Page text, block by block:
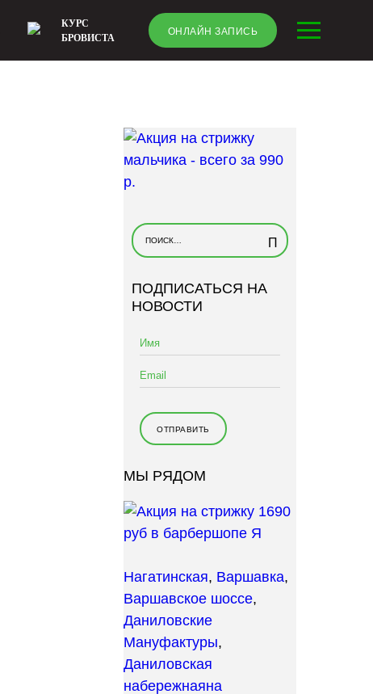
КУРС
БРОВИСТА
ОНЛАЙН ЗАПИСЬ
Н
а
т
ПОДПИСАТЬСЯ НА
НОВОСТИ
МЫ РЯДОМ
Нагатинская, Варшавка,
Варшавское шоссе,
Даниловские
Мануфактуры,
Даниловская
набережнаяна